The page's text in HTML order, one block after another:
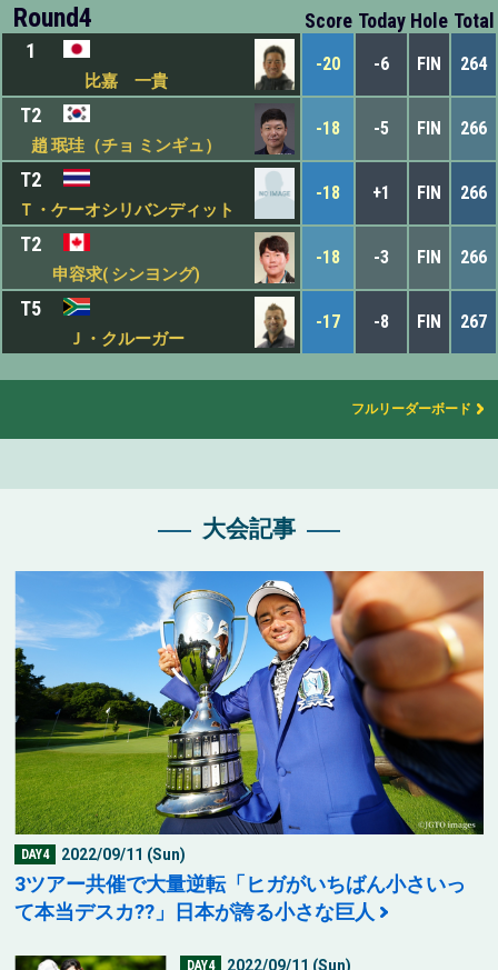
Round4 Score Today Hole Total
1
比嘉 一貴
-20 -6 FIN 264
T2
趙 珉珪（チョ ミンギュ）
-18 -5 FIN 266
T2
Ｔ・ケーオシリバンディット
-18 +1 FIN 266
T2
申容求( シンヨング)
-18 -3 FIN 266
T5
Ｊ・クルーガー
-17 -8 FIN 267
フルリーダーボード
大会記事
DAY4 2022/09/11 (Sun)
3ツアー共催で大量逆転「ヒガがいちばん小さいっ
て本当デスカ??」日本が誇る小さな巨人
DAY4 2022/09/11 (Sun)